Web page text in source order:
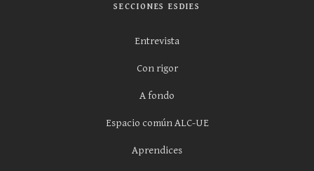
SECCIONES ESDIES
Entrevista
Con rigor
A fondo
Espacio común ALC-UE
Aprendices